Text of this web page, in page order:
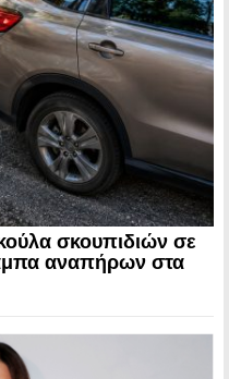
σκουπιδιών σε
αναπήρων στα